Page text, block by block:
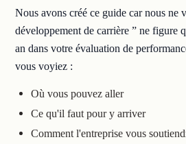
Nous avons créé ce guide car nous ne
développement de carrière ” ne figure
an dans votre évaluation de
vous voyiez :
Où vous pouvez aller
Ce qu'il faut pour y arriver
Comment l'entreprise vous